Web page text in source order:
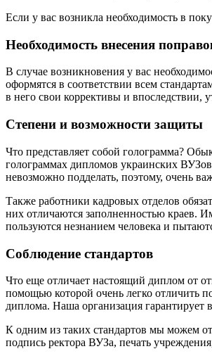
Если у вас возникла необходимость в
Необходимость внесения
В случае возникновения у вас
оформятся в соответствии всем
в него свои коррективы и впоследствии,
Cтепени и возможности защиты
Что представляет собой голограмма?
голограммах дипломов украинских ВУЗов
невозможно подделать, поэтому, очень
Также работники кадровых отделов
них отличаются заполненностью краев.
пользуются незнанием человека и
Соблюдение стандартов
Что еще отличает настоящий диплом от
помощью которой очень легко отличить
диплома. Наша организация
К одним из таких стандартов мы можем
подпись ректора ВУЗа, печать